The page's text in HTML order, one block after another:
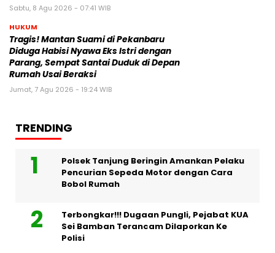
Sabtu, 8 Agu 2026 - 07:41 WIB
HUKUM
Tragis! Mantan Suami di Pekanbaru
Diduga Habisi Nyawa Eks Istri dengan
Parang, Sempat Santai Duduk di Depan
Rumah Usai Beraksi
Jumat, 7 Agu 2026 - 19:24 WIB
TRENDING
Polsek Tanjung Beringin Amankan Pelaku
Pencurian Sepeda Motor dengan Cara
Bobol Rumah
Terbongkar!!! Dugaan Pungli, Pejabat KUA
Sei Bamban Terancam Dilaporkan Ke
Polisi